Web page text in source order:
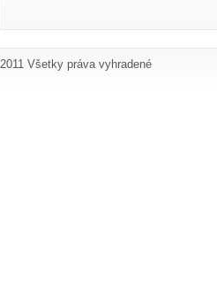
Všetky práva vyhradené